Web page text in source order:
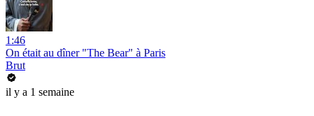
1:46
On était au dîner "The Bear" à Paris
Brut
il y a 1 semaine